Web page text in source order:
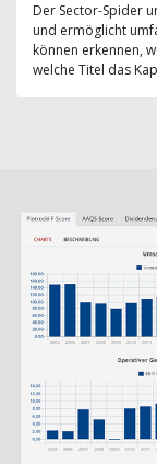
Der Sector-Spider
und ermöglicht
können erkennen,
welche Titel das